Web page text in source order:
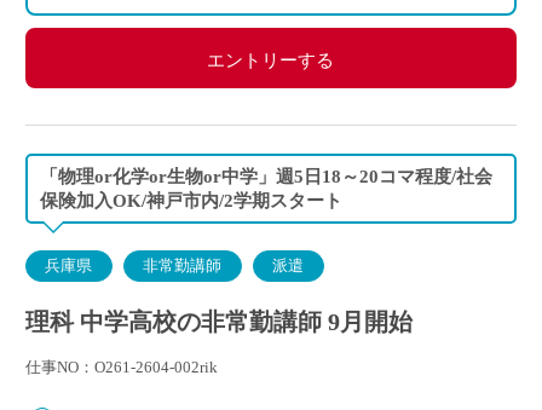
エントリーする
「物理or化学or生物or中学」週5日18～20コマ程度/社会
保険加入OK/神戸市内/2学期スタート
兵庫県 非常勤講師 派遣
理科 中学高校の非常勤講師 9月開始
仕事NO：O261-2604-002rik